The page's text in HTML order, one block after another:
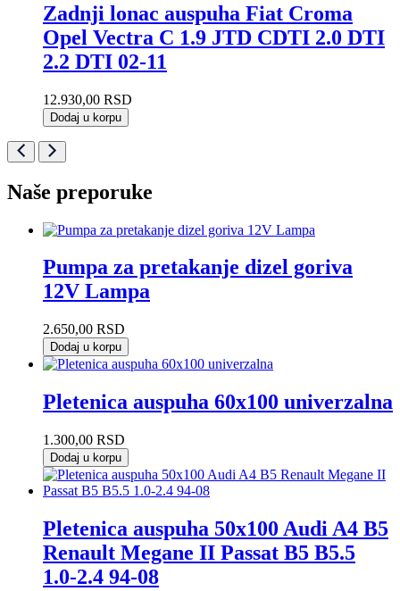
Zadnji lonac auspuha Fiat Croma
Opel Vectra C 1.9 JTD CDTI 2.0 DTI
2.2 DTI 02-11
12.930,00 RSD
Dodaj u korpu
Naše preporuke
Pumpa za pretakanje dizel goriva
12V Lampa
2.650,00 RSD
Dodaj u korpu
Pletenica auspuha 60x100 univerzalna
1.300,00 RSD
Dodaj u korpu
Pletenica auspuha 50x100 Audi A4 B5
Renault Megane II Passat B5 B5.5
1.0-2.4 94-08